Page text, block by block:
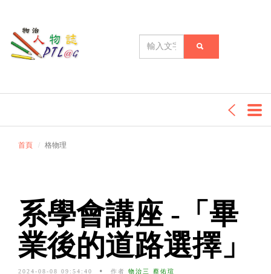
首頁 格物理
系學會講座 -「畢
業後的道路選擇」
2024-08-08 09:54:40 作者 物治三 蔡佑瑄